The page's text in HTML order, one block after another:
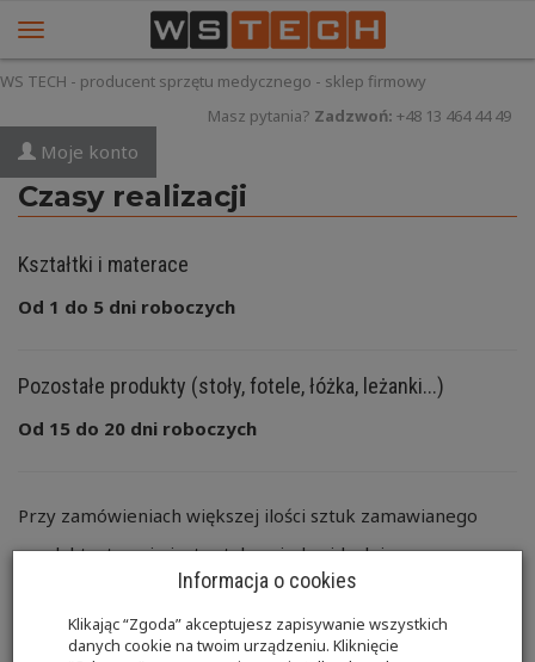
WS TECH - producent sprzętu medycznego - sklep firmowy
Masz pytania? Zadzwoń: +48 13 464 44 49
Moje konto
Czasy realizacji
Kształtki i materace
Od 1 do 5 dni roboczych
Pozostałe produkty (stoły, fotele, łóżka, leżanki...)
Od 15 do 20 dni roboczych
Przy zamówieniach większej ilości sztuk zamawianego
produktu, termin jest ustalany indywidualnie.
Informacja o cookies
Klikając “Zgoda” akceptujesz zapisywanie wszystkich
danych cookie na twoim urządzeniu. Kliknięcie